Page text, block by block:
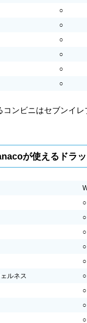
○
○
○
○
○
○
コンビニはセブンイ
が使えるドラ
○
○
○
○
○
ルネス
○
○
○
○